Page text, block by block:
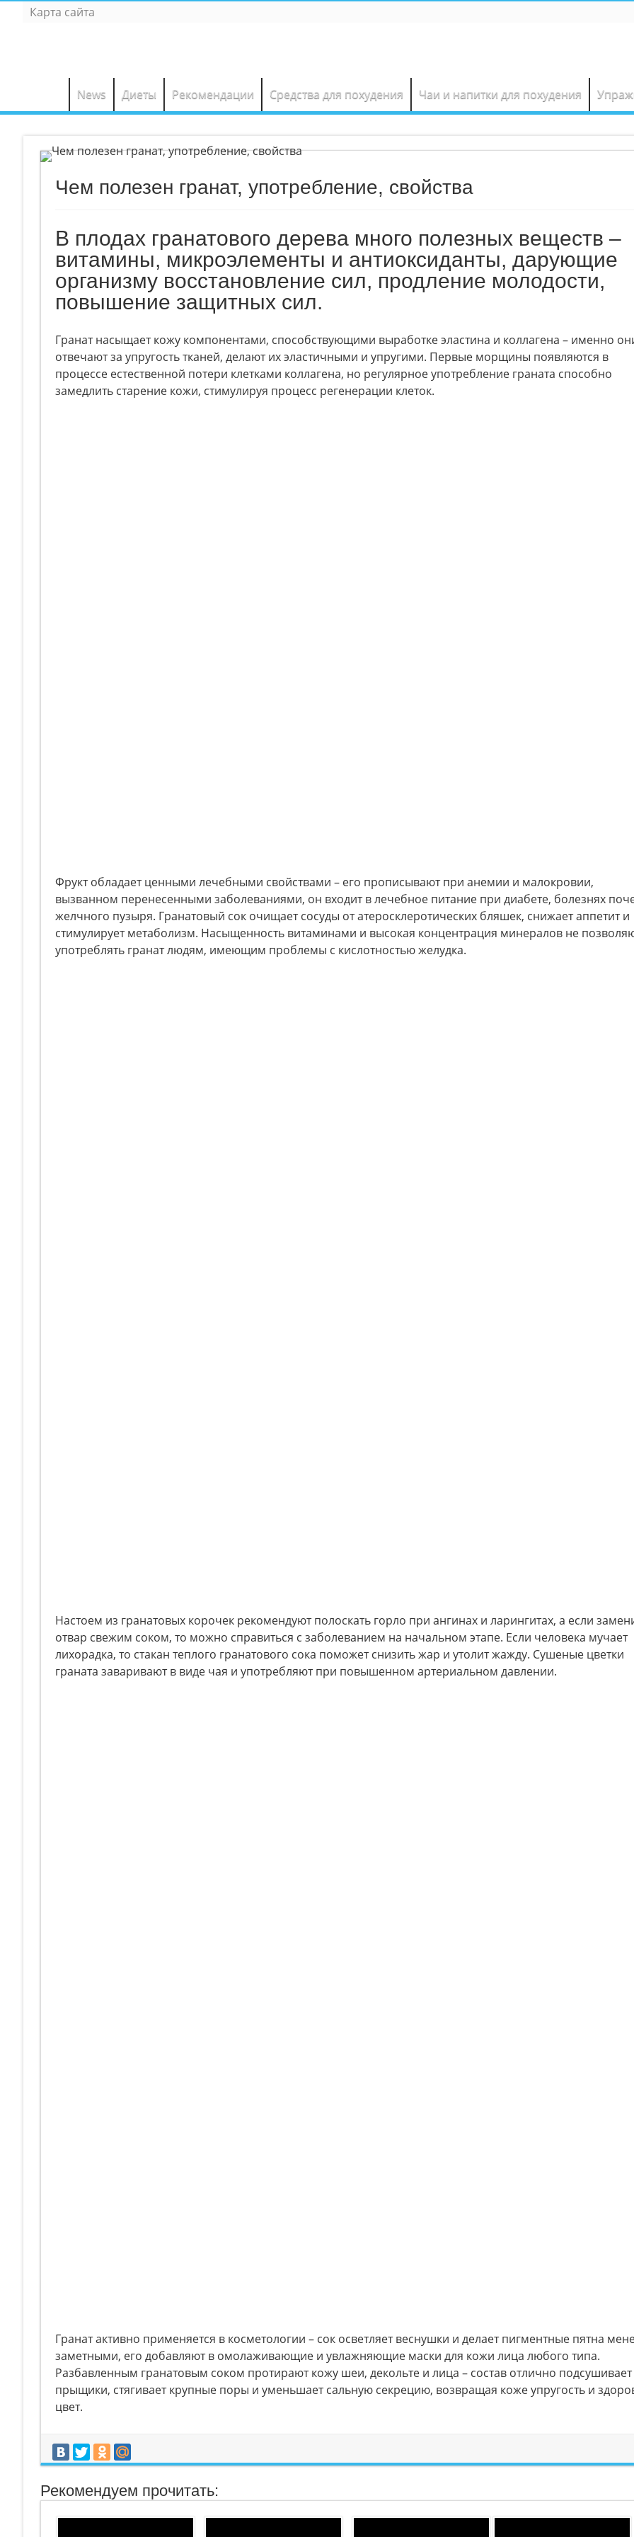
Карта сайта
News Диеты Рекомендации Средства для похудения Чаи и напитки для похудения
Чем полезен гранат, употребление, свойства
В плодах гранатового дерева много полезных веществ –
витамины, микроэлементы и антиоксиданты, дарующие
организму восстановление сил, продление молодости,
повышение защитных сил.
Гранат насыщает кожу компонентами, способствующими выработке эластина и коллагена – именно
отвечают за упругость тканей, делают их эластичными и упругими. Первые морщины появляются в
процессе естественной потери клетками коллагена, но регулярное употребление граната способно
замедлить старение кожи, стимулируя процесс регенерации клеток.
Фрукт обладает ценными лечебными свойствами – его прописывают при анемии и малокровии,
вызванном перенесенными заболеваниями, он входит в лечебное питание при диабете, болезнях
желчного пузыря. Гранатовый сок очищает сосуды от атеросклеротических бляшек, снижает аппетит и
стимулирует метаболизм. Насыщенность витаминами и высокая концентрация минералов не
употреблять гранат людям, имеющим проблемы с кислотностью желудка.
Настоем из гранатовых корочек рекомендуют полоскать горло при ангинах и ларингитах, а если
отвар свежим соком, то можно справиться с заболеванием на начальном этапе. Если человека мучает
лихорадка, то стакан теплого гранатового сока поможет снизить жар и утолит жажду. Сушеные цветки
граната заваривают в виде чая и употребляют при повышенном артериальном давлении.
Гранат активно применяется в косметологии – сок осветляет веснушки и делает пигментные пятна
заметными, его добавляют в омолаживающие и увлажняющие маски для кожи лица любого типа.
Разбавленным гранатовым соком протирают кожу шеи, декольте и лица – состав отлично подсушивает
прыщики, стягивает крупные поры и уменьшает сальную секрецию, возвращая коже упругость и
цвет.
Рекомендуем прочитать: